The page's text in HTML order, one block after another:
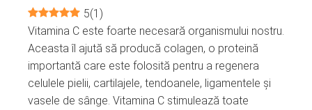
5(1 )
Vitamina C este foarte necesară organismului nostru.
Aceasta îl ajută să producă colagen, o proteină
importantă care este folosită pentru a regenera
celulele pielii, cartilajele, tendoanele, ligamentele și
vasele de sânge. Vitamina C stimulează toate